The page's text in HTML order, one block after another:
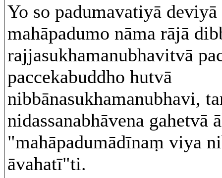
Yo so padumavatiyā
mahāpadumo nāma rājā
rajjasukhamanubhavitvā
paccekabuddho hutvā
nibbānasukhamanubhavi,
nidassanabhāvena gahetvā
"mahāpadumādīnaṃ viya
āvahatī"ti.